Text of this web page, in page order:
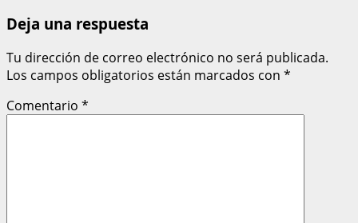
Deja una respuesta
Tu dirección de correo electrónico no será publicada.
Los campos obligatorios están marcados con *
Comentario *